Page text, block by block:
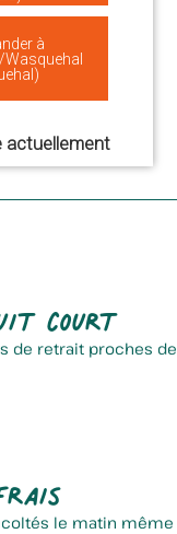
à
Wasquehal
actuellement
court
de retrait proches de
le matin même